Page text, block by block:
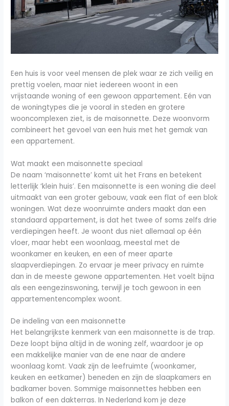
Een huis is voor veel mensen de plek waar ze zich veilig en
prettig voelen, maar niet iedereen woont in een
vrijstaande woning of een gewoon appartement. Eén van
de woningtypes die je vooral in steden en grotere
wooncomplexen ziet, is de maisonnette. Deze woonvorm
combineert het gevoel van een huis met het gemak van
een appartement.
Wat maakt een maisonnette speciaal
De naam ‘maisonnette’ komt uit het Frans en betekent
letterlijk ‘klein huis’. Een maisonnette is een woning die deel
uitmaakt van een groter gebouw, vaak een flat of een blok
woningen. Wat deze woonruimte anders maakt dan een
standaard appartement, is dat het twee of soms zelfs drie
verdiepingen heeft. Je woont dus niet allemaal op één
vloer, maar hebt een woonlaag, meestal met de
woonkamer en keuken, en een of meer aparte
slaapverdiepingen. Zo ervaar je meer privacy en ruimte
dan in de meeste gewone appartementen. Het voelt bijna
als een eengezinswoning, terwijl je toch gewoon in een
appartementencomplex woont.
De indeling van een maisonnette
Het belangrijkste kenmerk van een maisonnette is de trap.
Deze loopt bijna altijd in de woning zelf, waardoor je op
een makkelijke manier van de ene naar de andere
woonlaag komt. Vaak zijn de leefruimte (woonkamer,
keuken en eetkamer) beneden en zijn de slaapkamers en
badkamer boven. Sommige maisonnettes hebben een
balkon of een dakterras. In Nederland kom je deze